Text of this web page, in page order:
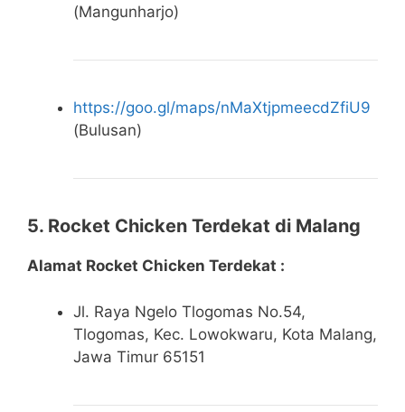
(Mangunharjo)
https://goo.gl/maps/nMaXtjpmeecdZfiU9
(Bulusan)
5. Rocket Chicken Terdekat di Malang
Alamat Rocket Chicken Terdekat :
Jl. Raya Ngelo Tlogomas No.54,
Tlogomas, Kec. Lowokwaru, Kota Malang,
Jawa Timur 65151